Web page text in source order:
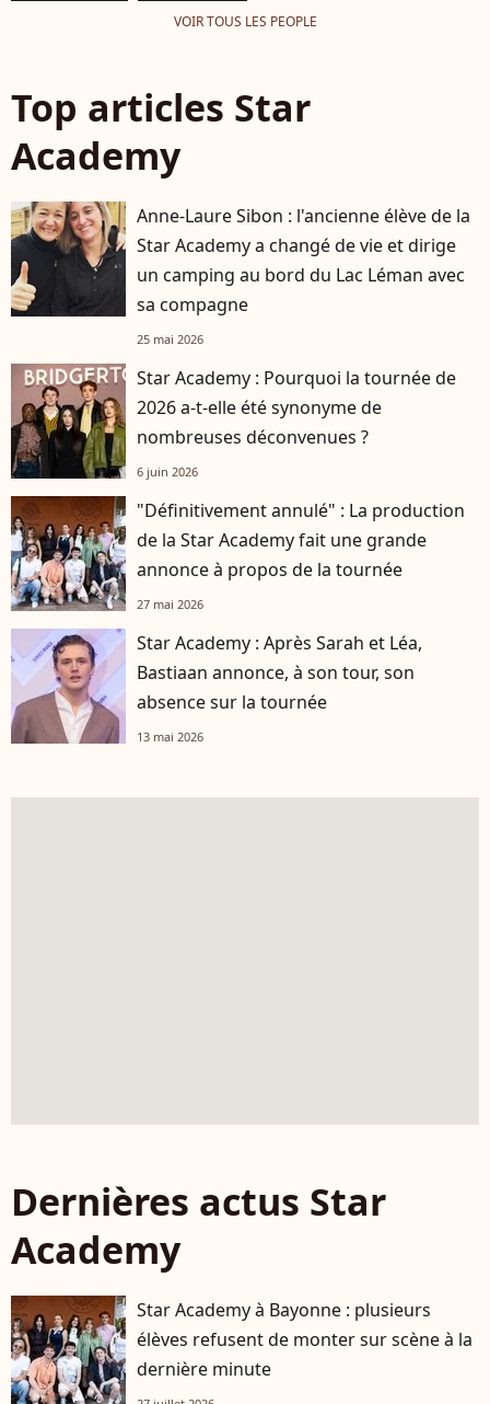
VOIR TOUS LES PEOPLE
Top articles Star
Academy
Anne-Laure Sibon : l'ancienne élève de la
Star Academy a changé de vie et dirige
un camping au bord du Lac Léman avec
sa compagne
25 mai 2026
Star Academy : Pourquoi la tournée de
2026 a-t-elle été synonyme de
nombreuses déconvenues ?
6 juin 2026
"Définitivement annulé" : La production
de la Star Academy fait une grande
annonce à propos de la tournée
27 mai 2026
Star Academy : Après Sarah et Léa,
Bastiaan annonce, à son tour, son
absence sur la tournée
13 mai 2026
Dernières actus Star
Academy
Star Academy à Bayonne : plusieurs
élèves refusent de monter sur scène à la
dernière minute